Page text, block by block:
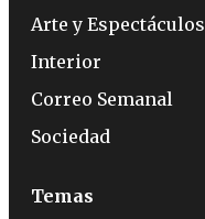
Arte y Espectáculos
Interior
Correo Semanal
Sociedad
Temas